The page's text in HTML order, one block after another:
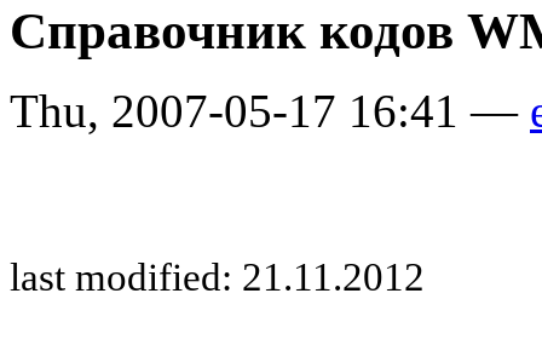
Справочник кодов
Thu, 2007-05-17 16:41 —
last modified: 21.11.2012